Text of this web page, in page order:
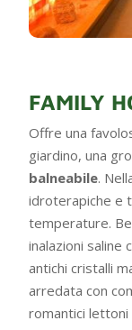
FAMILY
Offre una
giardino, una
balneabile.
idroterapiche e
temperature.
inalazioni
antichi cristalli
arredata con
romantici lettoni